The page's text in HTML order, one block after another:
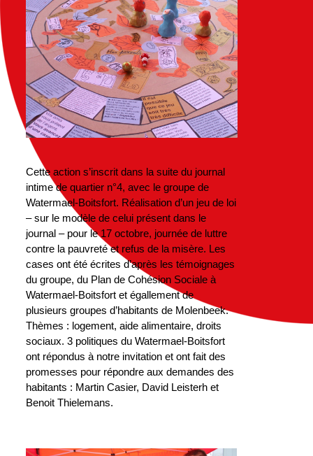
Cette action s’inscrit dans la suite du journal
intime de quartier n°4, avec le groupe de
Watermael-Boitsfort. Réalisation d’un jeu de loi
– sur le modèle de celui présent dans le
journal – pour le 17 octobre, journée de luttre
contre la pauvreté et refus de la misère. Les
cases ont été écrites d’après les témoignages
du groupe, du Plan de Cohésion Sociale à
Watermael-Boitsfort et égallement de
plusieurs groupes d’habitants de Molenbeek.
Thèmes : logement, aide alimentaire, droits
sociaux. 3 politiques du Watermael-Boitsfort
ont répondus à notre invitation et ont fait des
promesses pour répondre aux demandes des
habitants : Martin Casier, David Leisterh et
Benoit Thielemans.